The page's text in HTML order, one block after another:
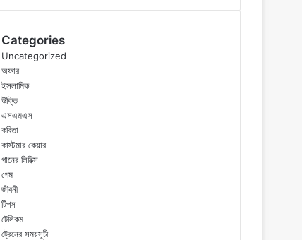
Categories
Uncategorized
অফার
ইসলামিক
উক্তি
এসএমএস
কবিতা
কাস্টমার কেয়ার
গানের লিরিক্স
গেম
জীবনী
টিপস
টেলিকম
ট্রেনের সময়সূচী